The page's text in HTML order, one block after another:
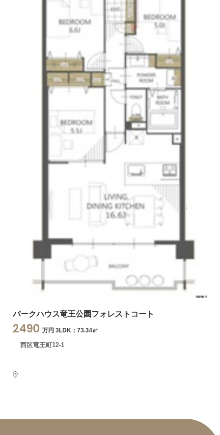
パークハウス竜王公園フォレストコート
2490 万円 3LDK：73.34㎡
西区竜王町12-1